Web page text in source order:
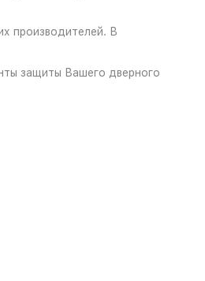
производителей. В
защиты Вашего дверного